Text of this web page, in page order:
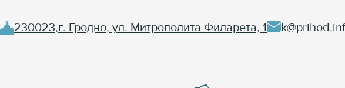
230023,г. Гродно, ул. Митрополита Филарета, 1